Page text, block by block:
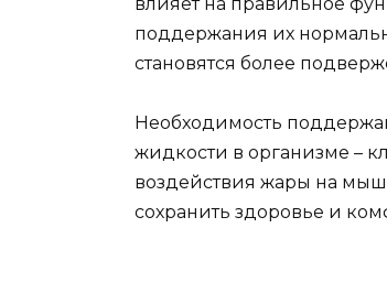
поддержания их
становятся более
Необходимость
жидкости в организме –
воздействия жары на
сохранить здоровье и